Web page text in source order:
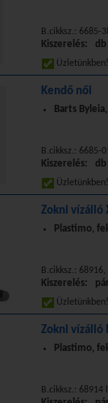
B.cikksz.: 6685-
Kiszerelés: db
Kendő női
Barts
B.cikksz.: 6685-
Kiszerelés: db
Zokni vízálló
Plastimo,
B.cikksz.:
Kiszerelés:
Zokni vízálló
Plastimo,
B.cikksz.: 68914